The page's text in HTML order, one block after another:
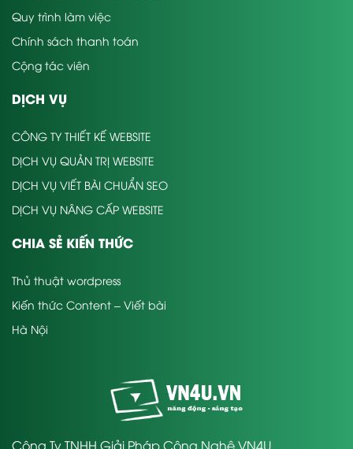
Quy trình làm việc
Chính sách thanh toán
Cộng tác viên
DỊCH VỤ
CÔNG TY THIẾT KẾ WEBSITE
DỊCH VỤ QUẢN TRỊ WEBSITE
DỊCH VỤ VIẾT BÀI CHUẨN SEO
DỊCH VỤ NÂNG CẤP WEBSITE
CHIA SẺ KIẾN THỨC
Thủ thuật wordpress
Kiến thức Content – Viết bài
Hà Nội
Công Ty TNHH Giải Pháp Công Nghệ VN4U